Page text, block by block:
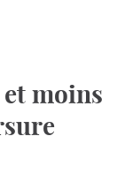
moins